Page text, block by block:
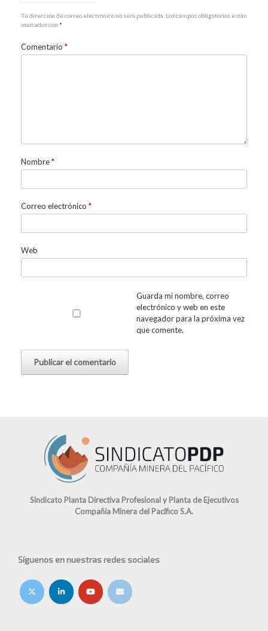
Tu dirección de correo electrónico no será publicada. Los campos obligatorios están
marcados con *
Comentario *
Nombre*
Correo electrónico *
Web
Guarda mi nombre, correo
electrónico y web en este
navegador para la próxima vez
que comente.
Sindicato Planta Directiva Profesional y Planta de Ejecutivos
Compañía Minera del Pacífico S.A.
Síguenos en nuestras redes sociales